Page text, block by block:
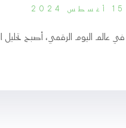
15 أغسطس 2024
في عالم اليوم الرقمي، أصبح تحليل